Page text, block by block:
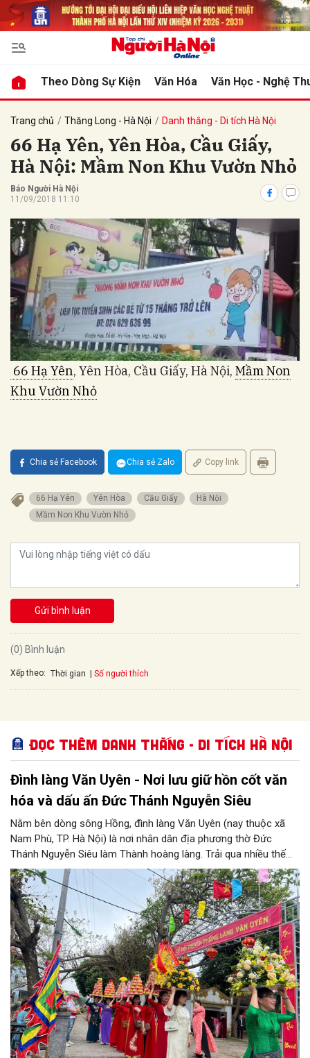
Theo Dòng Sự Kiện Văn Hóa Văn Học - Nghệ
Trang chủ Thăng Long - Hà Nội Danh thắng - Di tích Hà Nội
66 Hạ Yên, Yên Hòa, Cầu Giấy,
Hà Nội: Mầm Non Khu Vườn Nhỏ
Báo Người Hà Nội
11/09/2018 11:10
66 Hạ Yên, Yên Hòa, Cầu Giấy, Hà Nội, Mầm Non
Khu Vườn Nhỏ
Chia sẻ Facebook Chia sẻ Zalo Copy link
66 Hạ Yên Yên Hòa Cầu Giấy
Hà Nội
Mầm Non Khu Vườn Nhỏ
Gửi bình luận
(0) Bình luận
Xếp theo: Thời gian Số người thích
Đọc thêm Danh thắng - Di tích Hà Nội
Đình làng Văn Uyên - Nơi lưu giữ hồn cốt văn
hóa và dấu ấn Đức Thánh Nguyễn Siêu
Nằm bên dòng sông Hồng, đình làng Văn Uyên (nay thuộc xã
Nam Phù, TP. Hà Nội) là nơi nhân dân địa phương thờ Đức
Thánh Nguyễn Siêu làm Thành hoàng làng. Trải qua nhiều thế
hệ, ngôi đình không chỉ là không gian sinh hoạt tín ngưỡng của
cộng đồng dân cư mà còn lưu giữ nhiều giá trị lịch sử, văn hóa.
luận
Hủy